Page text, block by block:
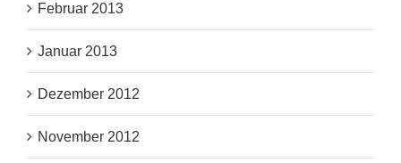
Februar 2013
Januar 2013
Dezember 2012
November 2012